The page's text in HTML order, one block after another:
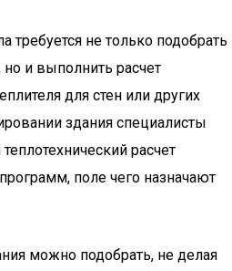
требуется не только подобрать
и выполнить расчет
для стен или других
здания специалисты
расчет
поле чего назначают
можно подобрать, не делая